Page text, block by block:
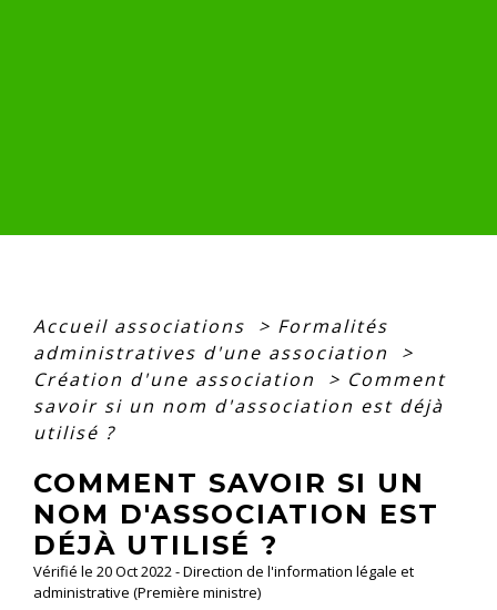
Accueil associations > Formalités
administratives d'une association
>
Création d'une association
> Comment
savoir si un nom d'association est déjà
utilisé ?
COMMENT SAVOIR SI UN
NOM D'ASSOCIATION EST
DÉJÀ UTILISÉ ?
Vérifié le 20 Oct 2022 - Direction de l'information légale et
administrative (Première ministre)